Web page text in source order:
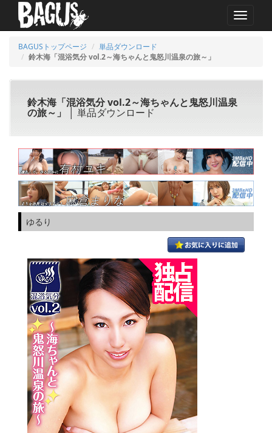
MENU
BAGUSトップページ
単品ダウンロード
鈴木海「混浴気分 vol.2～海ちゃんと鬼怒川温泉の旅～」
鈴木海「混浴気分 vol.2～海ちゃんと鬼怒川温泉
の旅～」 │ 単品ダウンロード
ゆるり